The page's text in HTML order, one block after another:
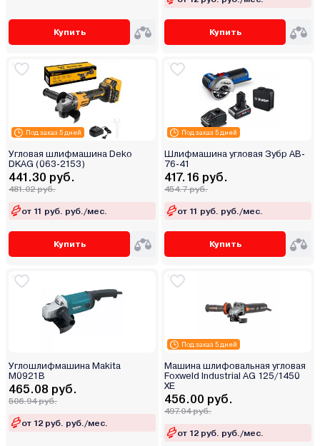
Купить Купить
Под заказ 5 дней
Угловая шлифмашина Deko
DKAG (063-2153)
441.30 руб.
481.02 руб.
от 11 руб. руб./мес.
Купить
Под заказ 5 дней
Шлифмашина угловая Зубр AB-
76-41
417.16 руб.
454.7 руб.
от 11 руб. руб./мес.
Купить
Углошлифмашина Makita
M0921B
465.08 руб.
506.94 руб.
от 12 руб. руб./мес.
Под заказ 5 дней
Машина шлифовальная угловая
Foxweld Industrial AG 125/1450
ХE
456.00 руб.
497.04 руб.
от 12 руб. руб./мес.